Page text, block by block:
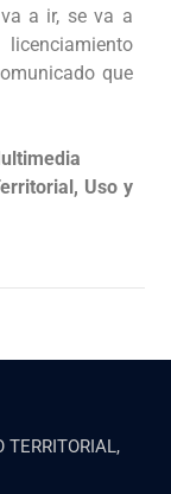
a ir, se va a
que
Uso y
TERRITORIAL,